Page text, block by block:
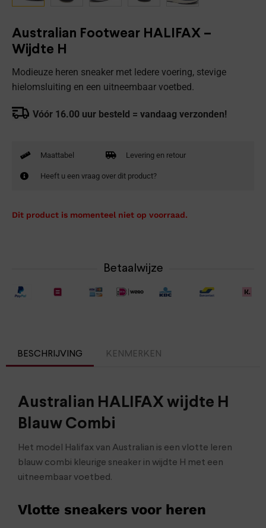
Australian Footwear HALIFAX –
Wijdte H
Modieuze heren sneaker met ledere voering, stevige
hielomsluiting en een uitneembaar voetbed.
Vóór 16.00 uur besteld = vandaag verzonden!
Maattabel Levering en retour
Heeft u een vraag over dit product?
Dit product is momenteel niet op voorraad.
Betaalwijze
BESCHRIJVING KENMERKEN
Australian HALIFAX wijdte H
Blauw Combi
Het model Halifax van Australian is een vlotte leren
blauw combi kleurige sneaker in wijdte H met een
uitneembaar voetbed.
Vlotte sneakers voor heren